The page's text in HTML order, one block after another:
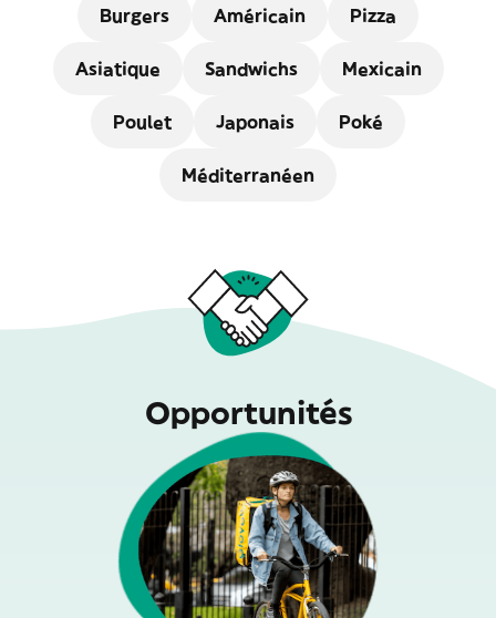
Burgers Américain Pizza
Asiatique Sandwichs Mexicain
Poulet Japonais Poké
Méditerranéen
Opportunités